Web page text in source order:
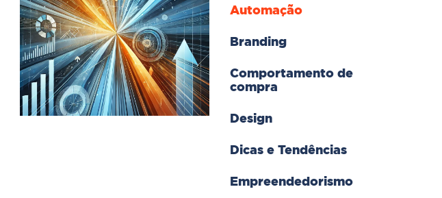
Automação
Branding
Comportamento de
compra
Design
Dicas e Tendências
Empreendedorismo